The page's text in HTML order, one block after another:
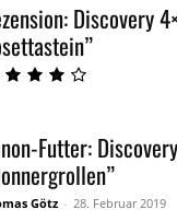
Discovery
Futter:
Götz - 28. Februar 2019